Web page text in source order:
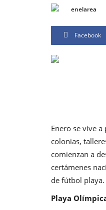
enelarea
Facebook
Enero se vive
colonias,
comienzan a
certámenes
de fútbol playa.
Playa